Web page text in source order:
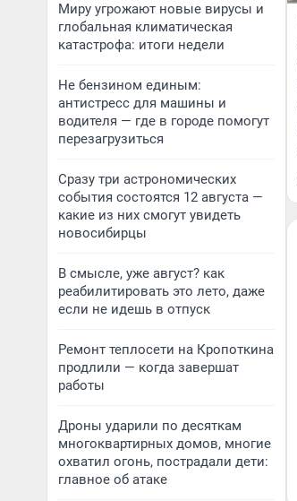
Миру угрожают новые вирусы и
глобальная климатическая
катастрофа: итоги недели
Не бензином единым:
антистресс для машины и
водителя — где в городе помогут
перезагрузиться
Сразу три астрономических
события состоятся 12 августа —
какие из них смогут увидеть
новосибирцы
В смысле, уже август? как
реабилитировать это лето, даже
если не идешь в отпуск
Ремонт теплосети на Кропоткина
продлили — когда завершат
работы
Дроны ударили по десяткам
многоквартирных домов, многие
охватил огонь, пострадали дети:
главное об атаке